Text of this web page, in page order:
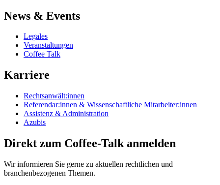
News & Events
Legales
Veranstaltungen
Coffee Talk
Karriere
Rechtsanwält:innen
Referendar:innen & Wissenschaftliche Mitarbeiter:innen
Assistenz & Administration
Azubis
Direkt zum Coffee-Talk anmelden
Wir informieren Sie gerne zu aktuellen rechtlichen und
branchenbezogenen Themen.